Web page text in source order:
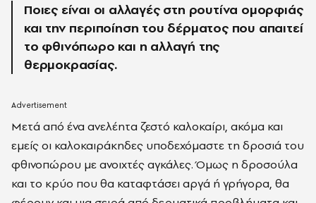
Ποιες είναι οι αλλαγές στη ρουτίνα ομορφιάς
και την περιποίηση του δέρματος που απαιτεί
το φθινόπωρο και η αλλαγή της
θερμοκρασίας.
Μετά από ένα ανελέητα ζεστό καλοκαίρι, ακόμα και
εμείς οι καλοκαιράκηδες υποδεχόμαστε τη δροσιά του
φθινοπώρου με ανοιχτές αγκάλες. Όμως η δροσούλα
και το κρύο που θα καταφτάσει αργά ή γρήγορα, θα